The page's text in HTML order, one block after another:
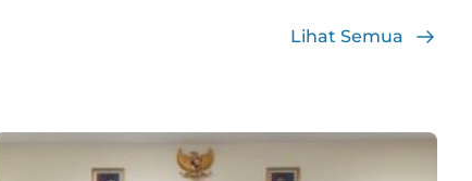
Lihat Semua